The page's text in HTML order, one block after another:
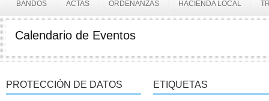
BANDOS ACTAS ORDENANZAS HACIENDA LOCAL
Calendario de Eventos
PROTECCIÓN DE DATOS ETIQUETAS